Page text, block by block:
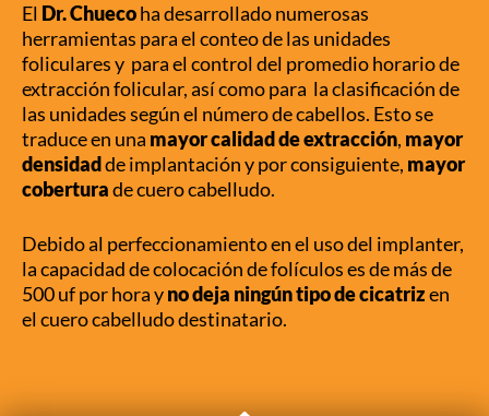
El Dr. Chuecoha desarrollado numerosas
herramientas para el conteo de las unidades
foliculares y para el control del promedio horario de
extracción folicular, así como para la clasificación de
las unidades según el número de cabellos. Esto se
traduce en una mayor calidad de extracción, mayor
densidadde implantación y por consiguiente, mayor
coberturade cuero cabelludo.
Debido al perfeccionamiento en el uso del implanter,
la capacidad de colocación de folículos es de más de
500 uf por hora yno deja ningún tipo de cicatrizen
el cuero cabelludo destinatario.